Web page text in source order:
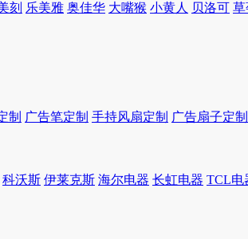
刻 乐美雅 奥佳华 大嘴猴 小黄人 贝洛可 草
制 广告笔定制 手持风扇定制 广告扇子定制
科沃斯 伊莱克斯 海尔电器 长虹电器 TCL电